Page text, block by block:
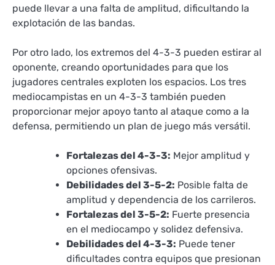
puede llevar a una falta de amplitud, dificultando la
explotación de las bandas.
Por otro lado, los extremos del 4-3-3 pueden estirar al
oponente, creando oportunidades para que los
jugadores centrales exploten los espacios. Los tres
mediocampistas en un 4-3-3 también pueden
proporcionar mejor apoyo tanto al ataque como a la
defensa, permitiendo un plan de juego más versátil.
Fortalezas del 4-3-3: Mejor amplitud y
opciones ofensivas.
Debilidades del 3-5-2: Posible falta de
amplitud y dependencia de los carrileros.
Fortalezas del 3-5-2: Fuerte presencia
en el mediocampo y solidez defensiva.
Debilidades del 4-3-3: Puede tener
dificultades contra equipos que presionan